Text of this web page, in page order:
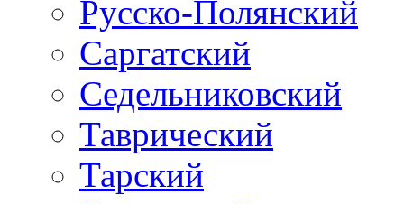
Русско-Полянский
Саргатский
Седельниковский
Таврический
Тарский